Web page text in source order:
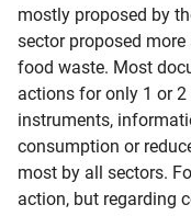
mostly proposed by
sector proposed
food waste. Most
actions for only 1 or
instruments,
consumption or
most by all sectors.
action, but regarding